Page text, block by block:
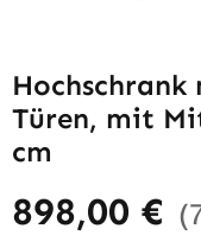
Türen, mit
cm
898,00 €